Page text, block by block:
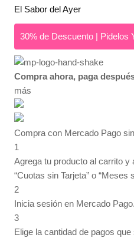
$35.00
hasta
desde
$24.50
$94.50
El Sabor del Ayer
30% de Descuento | Pidelos
Compra ahora, paga
más
Compra con Mercado Pago
1
Agrega tu producto al carrito y
“Cuotas sin Tarjeta” o “Meses
2
Inicia sesión en Mercado Pago.
3
Elige la cantidad de pagos